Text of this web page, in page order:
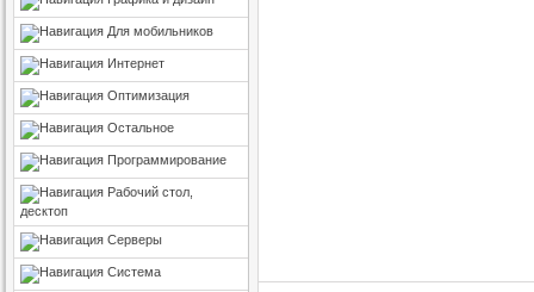
Для мобильников
Интернет
Оптимизация
Остальное
Программирование
Рабочий стол,
десктоп
Серверы
Система